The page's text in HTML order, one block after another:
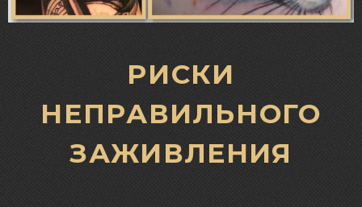
РИСКИ
НЕПРАВИЛЬНОГО
ЗАЖИВЛЕНИЯ